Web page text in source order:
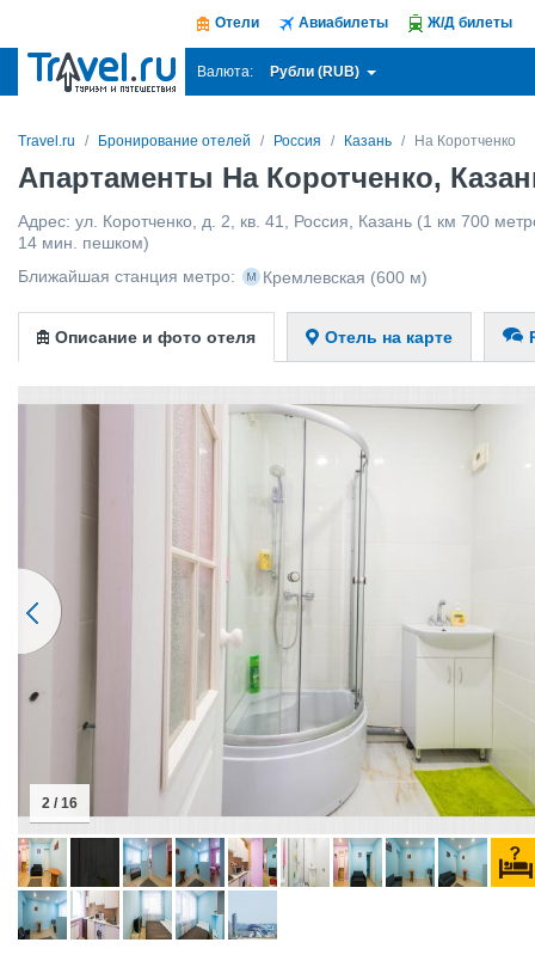
Отели Авиабилеты Ж/Д билеты
Валюта: Рубли (RUB)
Travel.ru Бронирование отелей Россия Казань На Коротченко
Апартаменты На Коротченко,
Адрес: ул. Коротченко, д. 2, кв. 41 Россия Казань (1 км 700
14 мин. пешком)
Ближайшая станция метро:
Кремлевская (600 м)
Описание и фото отеля Отель на карте
2 / 16